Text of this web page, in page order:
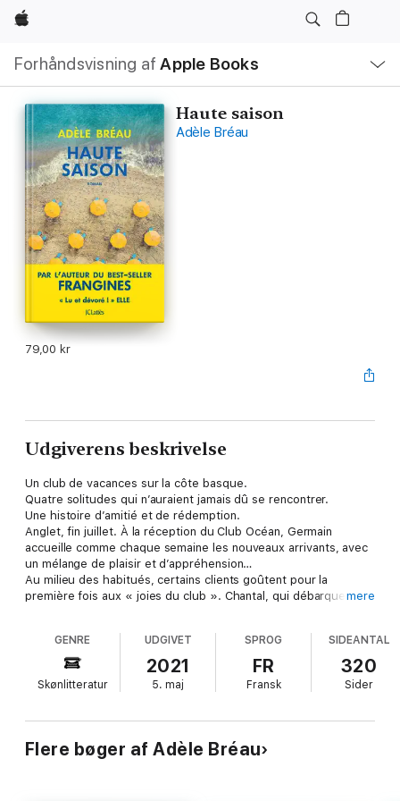
Apple
Forhåndsvisning af Apple Books
navigation
åbn
Haute saison
Adèle Bréau
79,00 kr
Udgiverens beskrivelse
Un club de vacances sur la côte basque.
Quatre solitudes qui n’auraient jamais dû se rencontrer.
Une histoire d’amitié et de rédemption.
Anglet, fin juillet. À la réception du Club Océan, Germain
accueille comme chaque semaine les nouveaux arrivants, avec
un mélange de plaisir et d’appréhension…
Au milieu des habitués, certains clients goûtent pour la
première fois aux « joies du club ». Chantal, qui débarque sans
venue en famille pour tenter de resserrer les liens, vont
plonger dans ce huis clos aussi enjoué qu’inquiétant, dont la
feuille de route est claire : faites connaissance et a-mu-sez-
vous !
tournois de tir à l’arc, plaisirs du self et jeux apéro, ces
vacanciers contraints de cohabiter parviendront-ils à rompre la
glace malgré les secrets qu’ils ont emportés dans leurs
mere
GENRE
Skønlitteratur
UDGIVET
2021
5. maj
SPROG
FR
Fransk
SIDEANTAL
320
Sider
Flere bøger af Adèle Bréau